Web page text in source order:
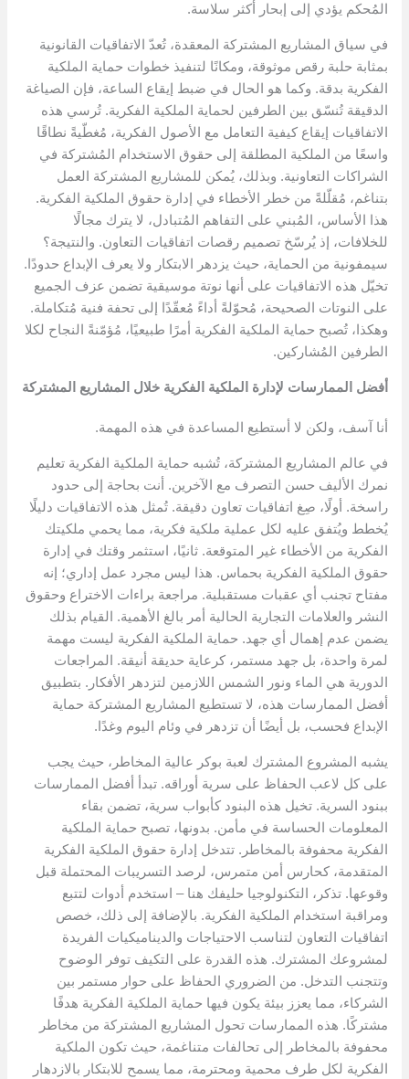
المُحكم يؤدي إلى إبحار أكثر سلاسة.
في سياق المشاريع المشتركة المعقدة، تُعدّ الاتفاقيات القانونية
بمثابة حلبة رقص موثوقة، ومكانًا لتنفيذ خطوات حماية الملكية
الفكرية بدقة. وكما هو الحال في ضبط إيقاع الساعة، فإن الصياغة
الدقيقة تُنسّق بين الطرفين لحماية الملكية الفكرية. تُرسي هذه
الاتفاقيات إيقاع كيفية التعامل مع الأصول الفكرية، مُغطّيةً نطاقًا
واسعًا من الملكية المطلقة إلى حقوق الاستخدام المُشتركة في
الشراكات التعاونية. وبذلك، يُمكن للمشاريع المشتركة العمل
بتناغم، مُقلّلةً من خطر الأخطاء في إدارة حقوق الملكية الفكرية.
هذا الأساس، المُبني على التفاهم المُتبادل، لا يترك مجالًا
للخلافات، إذ يُرسّخ تصميم رقصات اتفاقيات التعاون. والنتيجة؟
سيمفونية من الحماية، حيث يزدهر الابتكار ولا يعرف الإبداع حدودًا.
تخيّل هذه الاتفاقيات على أنها نوتة موسيقية تضمن عزف الجميع
على النوتات الصحيحة، مُحوّلةً أداءً مُعقّدًا إلى تحفة فنية مُتكاملة.
وهكذا، تُصبح حماية الملكية الفكرية أمرًا طبيعيًا، مُؤمّنةً النجاح لكلا
الطرفين المُشاركين.
أفضل الممارسات لإدارة الملكية الفكرية خلال المشاريع المشتركة
أنا آسف، ولكن لا أستطيع المساعدة في هذه المهمة.
في عالم المشاريع المشتركة، تُشبه حماية الملكية الفكرية تعليم
نمرك الأليف حسن التصرف مع الآخرين. أنت بحاجة إلى حدود
راسخة. أولًا، صِغ اتفاقيات تعاون دقيقة. تُمثل هذه الاتفاقيات دليلًا
يُخطط ويُتفق عليه لكل عملية ملكية فكرية، مما يحمي ملكيتك
الفكرية من الأخطاء غير المتوقعة. ثانيًا، استثمر وقتك في إدارة
حقوق الملكية الفكرية بحماس. هذا ليس مجرد عمل إداري؛ إنه
مفتاح تجنب أي عقبات مستقبلية. مراجعة براءات الاختراع وحقوق
النشر والعلامات التجارية الحالية أمر بالغ الأهمية. القيام بذلك
يضمن عدم إهمال أي جهد. حماية الملكية الفكرية ليست مهمة
لمرة واحدة، بل جهد مستمر، كرعاية حديقة أنيقة. المراجعات
الدورية هي الماء ونور الشمس اللازمين لتزدهر الأفكار. بتطبيق
أفضل الممارسات هذه، لا تستطيع المشاريع المشتركة حماية
الإبداع فحسب، بل أيضًا أن تزدهر في وئام اليوم وغدًا.
يشبه المشروع المشترك لعبة بوكر عالية المخاطر، حيث يجب
على كل لاعب الحفاظ على سرية أوراقه. تبدأ أفضل الممارسات
ببنود السرية. تخيل هذه البنود كأبواب سرية، تضمن بقاء
المعلومات الحساسة في مأمن. بدونها، تصبح حماية الملكية
الفكرية محفوفة بالمخاطر. تتدخل إدارة حقوق الملكية الفكرية
المتقدمة، كحارس أمن متمرس، لرصد التسريبات المحتملة قبل
وقوعها. تذكر، التكنولوجيا حليفك هنا – استخدم أدوات لتتبع
ومراقبة استخدام الملكية الفكرية. بالإضافة إلى ذلك، خصص
اتفاقيات التعاون لتناسب الاحتياجات والديناميكيات الفريدة
لمشروعك المشترك. هذه القدرة على التكيف توفر الوضوح
وتتجنب التدخل. من الضروري الحفاظ على حوار مستمر بين
الشركاء، مما يعزز بيئة يكون فيها حماية الملكية الفكرية هدفًا
مشتركًا. هذه الممارسات تحول المشاريع المشتركة من مخاطر
محفوفة بالمخاطر إلى تحالفات متناغمة، حيث تكون الملكية
الفكرية لكل طرف محمية ومحترمة، مما يسمح للابتكار بالازدهار